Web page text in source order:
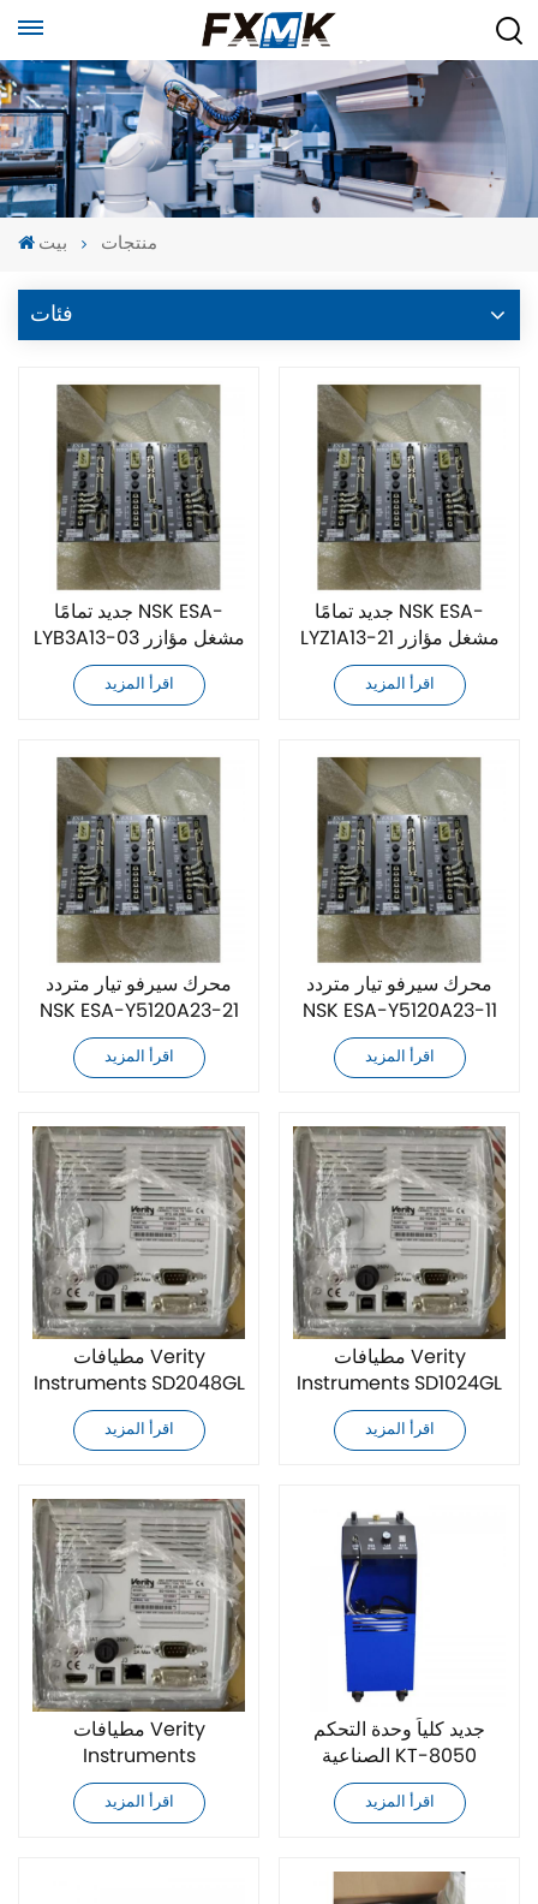
بيت منتجات
فئات
جديد تمامًا NSK ESA-
LYB3A13-03 مشغل مؤازر
تيار متردد
اقرأ المزيد
جديد تمامًا NSK ESA-
LYZ1A13-21 مشغل مؤازر
تيار متردد
اقرأ المزيد
محرك سيرفو تيار متردد
NSK ESA-Y5120A23-21
جديد تمامًا
اقرأ المزيد
محرك سيرفو تيار متردد
NSK ESA-Y5120A23-11
جديد تمامًا
اقرأ المزيد
مطيافات Verity
Instruments SD2048GL
جديدة تمامًا
اقرأ المزيد
مطيافات Verity
Instruments SD1024GL
جديدة تمامًا
اقرأ المزيد
مطيافات Verity
Instruments
SD1024XL-T جديدة تمامًا
اقرأ المزيد
جديد كلياً وحدة التحكم
الصناعية KT-8050
اقرأ المزيد